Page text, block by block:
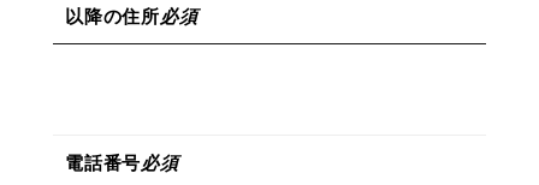
以降の住所必須
電話番号必須